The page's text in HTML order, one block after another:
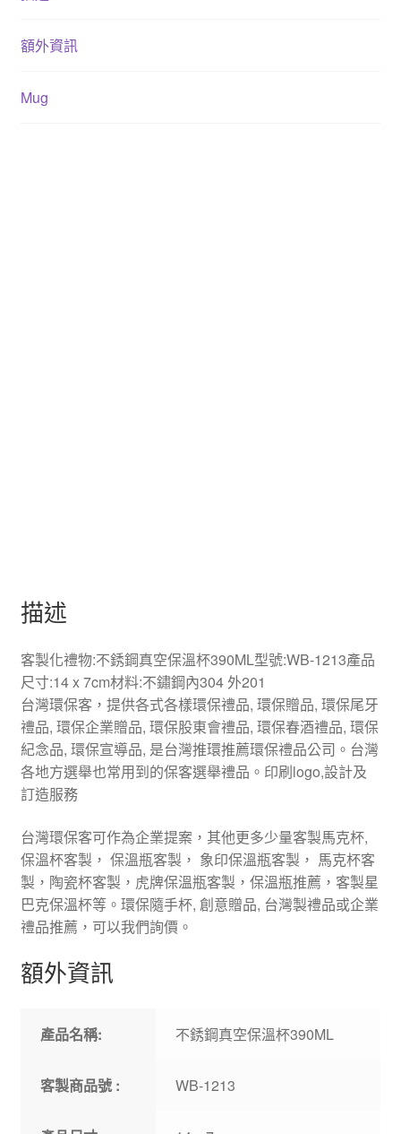
額外資訊
Mug
描述
客製化禮物:不銹鋼真空保溫杯390ML型號:WB-1213產品
尺寸:14 x 7cm材料:不鏽鋼內304 外201
台灣環保客，提供各式各樣環保禮品, 環保贈品, 環保尾牙
禮品, 環保企業贈品, 環保股東會禮品, 環保春酒禮品, 環保
紀念品, 環保宣導品, 是台灣推環推薦環保禮品公司。台灣
各地方選舉也常用到的保客選舉禮品。印刷logo,設計及
訂造服務
台灣環保客可作為企業提案，其他更多少量客製馬克杯,
保溫杯客製， 保溫瓶客製， 象印保溫瓶客製， 馬克杯客
製，陶瓷杯客製，虎牌保溫瓶客製，保溫瓶推薦，客製星
巴克保溫杯等。環保隨手杯, 創意贈品, 台灣製禮品或企業
禮品推薦，可以我們詢價。
額外資訊
產品名稱: 不銹鋼真空保溫杯390ML
客製商品號 : WB-1213